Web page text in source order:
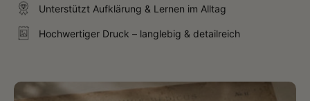
Unterstützt Aufklärung & Lernen im Alltag
Hochwertiger Druck – langlebig & detailreich